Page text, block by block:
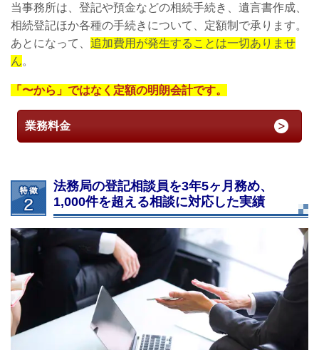
当事務所は、登記や預金などの相続手続き、遺言書作成、
相続登記ほか各種の手続きについて、定額制で承ります。
あとになって、 追加費用が発生することは一切ありませ
ん。
「〜から」ではなく定額の明朗会計です。
業務料金
法務局の登記相談員を3年5ヶ月務め、
1,000件を超える相談に対応した実績